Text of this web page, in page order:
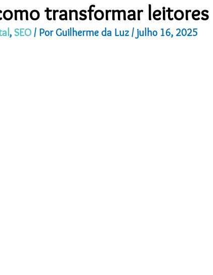
transformar
, SEO / PorGuilherme da Luz / julho 16, 2025